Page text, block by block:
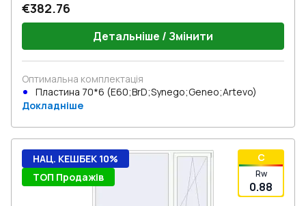
€382.76
Детальніше / Змінити
Оптимальна комплектація
Пластина 70*6 (E60;BrD;Synego;Geneo;Artevo)
Докладніше
C
Rw
0.88
НАЦ. КЕШБЕК 10%
ТОП Продажів